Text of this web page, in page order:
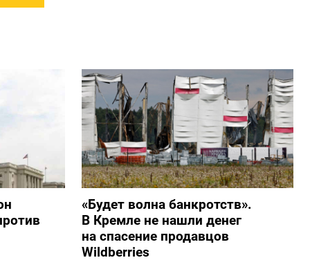
«Будет волна банкротств».
В Кремле не нашли денег
на спасение продавцов
Wildberries